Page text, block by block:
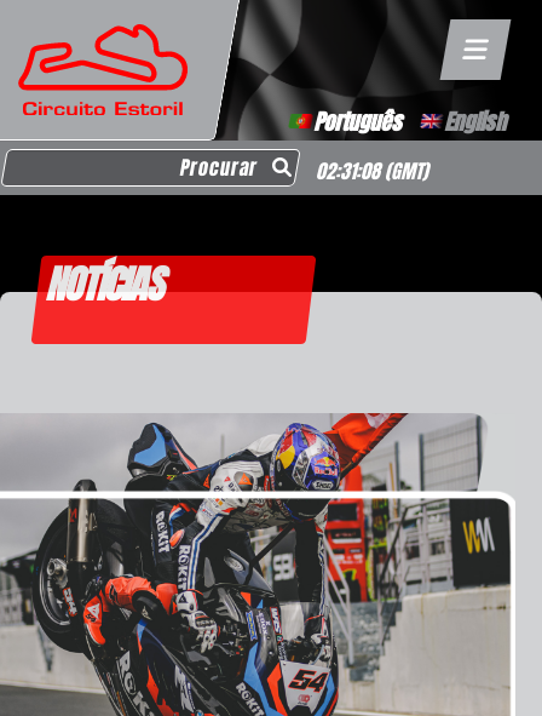
Português English
Search for: 02:31:08(GMT)
NOTÍCIAS